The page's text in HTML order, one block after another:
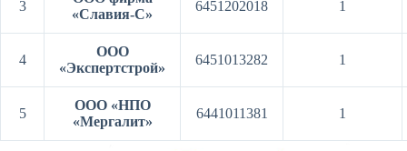
3
«Славия-С»
6451202018 1
4
ООО
«Экспертстрой»
6451013282 1
5
ООО «НПО
«Мергалит»
6441011381 1